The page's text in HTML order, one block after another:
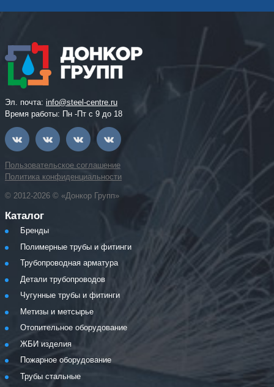
Эл. почта: info@steel-centre.ru
Время работы: Пн -Пт с 9 до 18
Пользовательское соглашение
Политика конфиденциальности
© 2012-2026 © «Донкор Групп»
Каталог
Бренды
Полимерные трубы и фитинги
Трубопроводная арматура
Детали трубопроводов
Чугунные трубы и фитинги
Метизы и метсырье
Отопительное оборудование
ЖБИ изделия
Пожарное оборудование
Трубы стальные